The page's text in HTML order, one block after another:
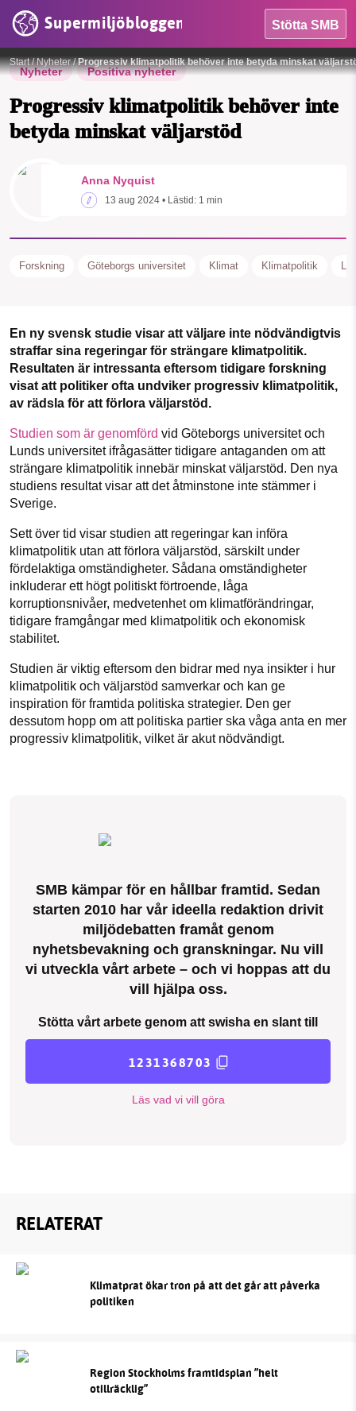
Supermiljöbloggen Stötta SMB
OMRÅDEN
Facebook Instagram BlueSky
Threads
Start/Nyheter/Progressiv klimatpolitik behöver inte betyda minskat
Nyheter Positiva nyheter
Progressiv klimatpolitik behöver inte
betyda minskat väljarstöd
Statsministern öppnar för dialog om regeringens klimatpolitik i vår – kommer han att lyssna?
Anna Nyquist
13 aug 2024 • Lästid: 1 min
Forskning Göteborgs universitet Klimat Klimatpolitik
En ny svensk studie visar att väljare inte nödvändigtvis
straffar sina regeringar för strängare klimatpolitik.
Resultaten är intressanta eftersom tidigare forskning
visat att politiker ofta undviker progressiv klimatpolitik,
av rädsla för att förlora väljarstöd.
Studien som är genomförd vid Göteborgs universitet och
Lunds universitet ifrågasätter tidigare antaganden om att
strängare klimatpolitik innebär minskat väljarstöd. Den nya
studiens resultat visar att det åtminstone inte stämmer i
Sverige.
Sett över tid visar studien att regeringar kan införa
klimatpolitik utan att förlora väljarstöd, särskilt under
fördelaktiga omständigheter. Sådana omständigheter
inkluderar ett högt politiskt förtroende, låga
korruptionsnivåer, medvetenhet om klimatförändringar,
tidigare framgångar med klimatpolitik och ekonomisk
stabilitet.
Studien är viktig eftersom den bidrar med nya insikter i hur
klimatpolitik och väljarstöd samverkar och kan ge
inspiration för framtida politiska strategier. Den ger
dessutom hopp om att politiska partier ska våga anta en mer
progressiv klimatpolitik, vilket är akut nödvändigt.
SMB kämpar för en hållbar framtid. Sedan
starten 2010 har vår ideella redaktion drivit
miljödebatten framåt genom
nyhetsbevakning och granskningar. Nu vill
vi utveckla vårt arbete – och vi hoppas att du
vill hjälpa oss.
Stötta vårt arbete genom att swisha en slant till
1231368703
Läs vad vi vill göra
RELATERAT
Klimatprat ökar tron på att det går att påverka
politiken
Region Stockholms framtidsplan ”helt
otillräcklig”
SMB kämpar för en hållbar framtid. Sedan
drivit miljödebatten framåt genom
vill vi utveckla vårt arbete – och vi
Stötta vårt arbete genom att swisha en slant till
1231368703
Läs vad vi vill göra